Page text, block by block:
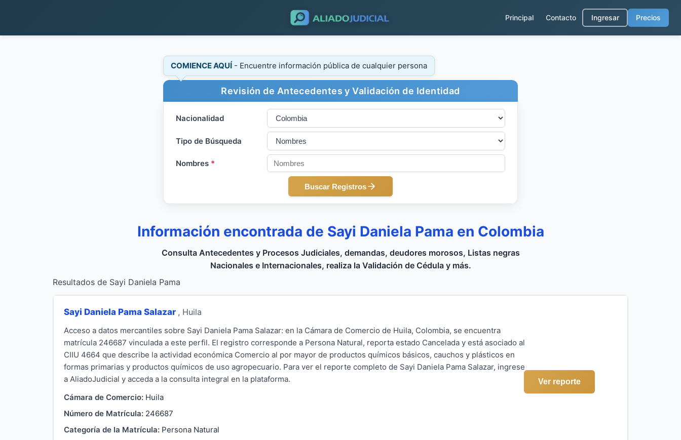
Principal Contacto Ingresar Precios
COMIENCE AQUÍ - Encuentre información pública de cualquier persona
Revisión de Antecedentes y Validación de Identidad
Nacionalidad
Tipo de Búsqueda
Nombres *
Buscar Registros
Información encontrada de Sayi Daniela Pama en Colombia
Consulta Antecedentes y Procesos Judiciales, demandas, deudores morosos, Listas negras
Nacionales e Internacionales, realiza la Validación de Cédula y más.
Resultados de Sayi Daniela Pama
Sayi Daniela Pama Salazar , Huila
Acceso a datos mercantiles sobre Sayi Daniela Pama Salazar: en la Cámara de Comercio de Huila, Colombia, se encuentra
matrícula 246687 vinculada a este perfil. El registro corresponde a Persona Natural, reporta estado Cancelada y está asociado al
CIIU 4664 que describe la actividad económica Comercio al por mayor de productos químicos básicos, cauchos y plásticos en
formas primarias y productos químicos de uso agropecuario. Para ver el reporte completo de Sayi Daniela Pama Salazar, ingrese
a AliadoJudicial y acceda a la consulta integral en la plataforma.
Cámara de Comercio: Huila
Número de Matrícula: 246687
Categoría de la Matrícula: Persona Natural
Ver reporte